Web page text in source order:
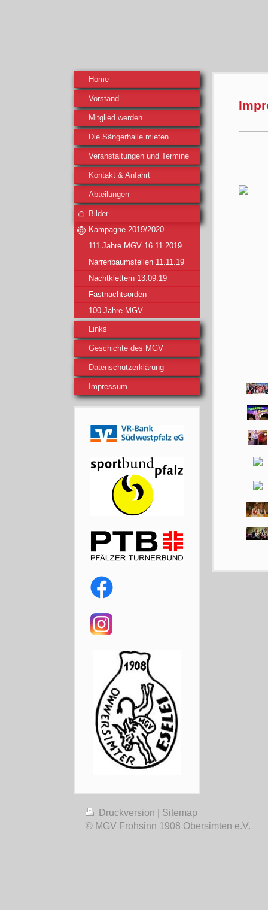
Home
Vorstand
Mitglied werden
Die Sängerhalle mieten
Veranstaltungen und Termine
Kontakt & Anfahrt
Abteilungen
Bilder
Kampagne 2019/2020
111 Jahre MGV 16.11.2019
Narrenbaumstellen 11.11.19
Nachtklettern 13.09.19
Fastnachtsorden
100 Jahre MGV
Links
Geschichte des MGV
Datenschutzerklärung
Impressum
Druckversion
Sitemap
© MGV Frohsinn 1908 Obersimten e.V.